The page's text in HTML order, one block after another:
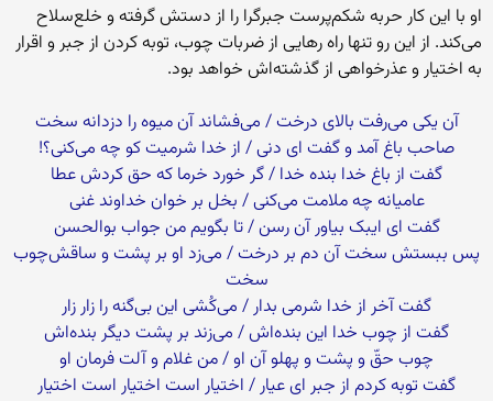
او با این کار حربه شکم‌‏پرست جبرگرا را از دستش گرفته و خلع‌‏سلاح
مى‏‌کند. از این رو تنها راه رهایى از ضربات چوب، توبه کردن از جبر و اقرار
به اختیار و عذرخواهى از گذشته‌‏اش خواهد بود.
آن یکى مى‌‏رفت بالاى درخت / مى‌‏فشاند آن میوه را دزدانه سخت‏
صاحب باغ آمد و گفت اى دنى / از خدا شرمیت کو چه مى‌‏کنى؟!
گفت از باغ خدا بنده خدا / گر خورد خرما که حق کردش عطا
عامیانه چه ملامت مى‌‏کنى / بخل بر خوان خداوند غنى‏
گفت اى ایبک بیاور آن رسن / تا بگویم من جواب بوالحسن‏
پس ببستش سخت آن دم بر درخت / مى‌‏زد او بر پشت و ساقش‏‌چوب
سخت‏
گفت آخر از خدا شرمى بدار / مى‌‏کُشى این بى‌‏گنه را زار زار
گفت از چوب خدا این بنده‌‏اش / مى‌‏زند بر پشت دیگر بنده‌‏اش‏
چوب حقّ و پشت و پهلو آن او / من غلام و آلت فرمان او
گفت توبه کردم از جبر اى عیار / اختیار است اختیار است اختیار